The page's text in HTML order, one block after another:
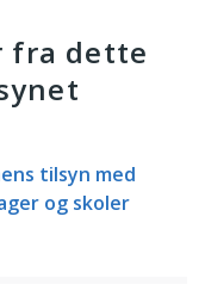
fra dette
tilsyn med
og skoler